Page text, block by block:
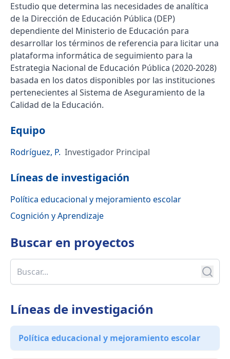
Estudio que determina las necesidades de analítica
de la Dirección de Educación Pública (DEP)
dependiente del Ministerio de Educación para
desarrollar los términos de referencia para licitar una
plataforma informática de seguimiento para la
Estrategia Nacional de Educación Pública (2020-2028)
basada en los datos disponibles por las instituciones
pertenecientes al Sistema de Aseguramiento de la
Calidad de la Educación.
Equipo
Rodríguez, P. Investigador Principal
Líneas de investigación
Política educacional y mejoramiento escolar
Cognición y Aprendizaje
Buscar en proyectos
Líneas de investigación
Política educacional y mejoramiento escolar